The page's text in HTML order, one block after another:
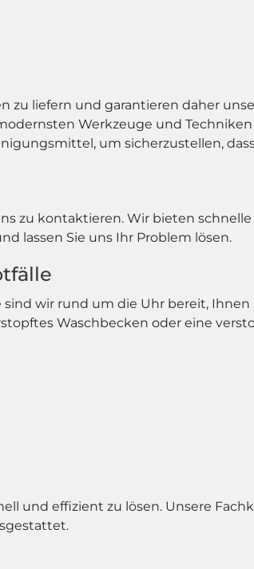
liefern und garantieren daher
Werkzeuge und
um sicherzustellen,
zu kontaktieren. Wir bieten
lassen Sie uns Ihr Problem lösen.
wir rund um die Uhr bereit,
Waschbecken oder eine
und effizient zu lösen. Unsere